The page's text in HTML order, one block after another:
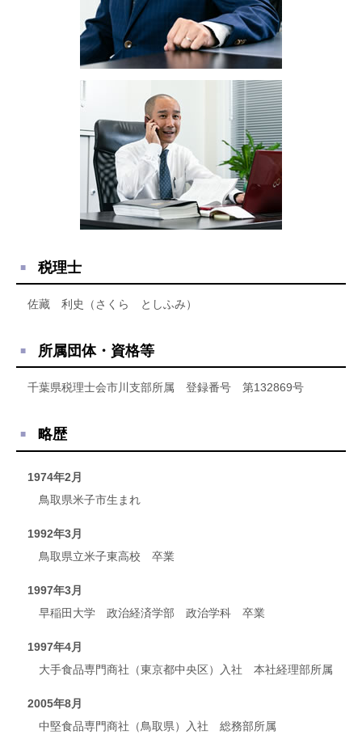
税理士
佐藏 利史（さくら としふみ）
所属団体・資格等
千葉県税理士会市川支部所属 登録番号 第132869号
略歴
1974年2月
鳥取県米子市生まれ
1992年3月
鳥取県立米子東高校 卒業
1997年3月
早稲田大学 政治経済学部 政治学科 卒業
1997年4月
大手食品専門商社（東京都中央区）入社 本社経理部所属
2005年8月
中堅食品専門商社（鳥取県）入社 総務部所属